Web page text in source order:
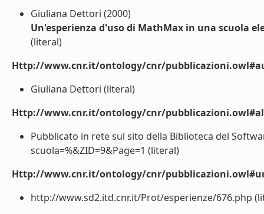
Giuliana Dettori (2000)
Un'esperienza d'uso di MathMax in una scuola
(literal)
Http://www.cnr.it/ontology/cnr/
Giuliana Dettori (literal)
Http://www.cnr.it/ontology/cnr/
Pubblicato in rete sul sito della Biblioteca del
scuola=%&ZID=9&Page=1 (literal)
Http://www.cnr.it/ontology/cnr/
http://www.sd2.itd.cnr.it/Prot/esperienze/676.php